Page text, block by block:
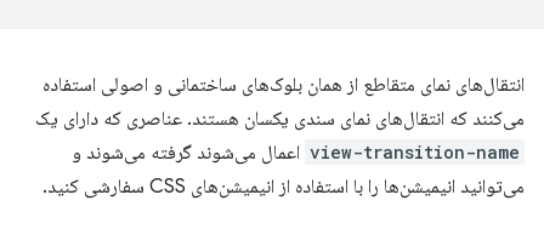
انتقال‌های نمای متقاطع از همان بلوک‌های ساختمانی و اصولی استفاده
می‌کنند که انتقال‌های نمای سندی یکسان هستند. عناصری که دارای یک
view-transition-name اعمال می‌شوند گرفته می‌شوند و
می‌توانید انیمیشن‌ها را با استفاده از انیمیشن‌های CSS سفارشی کنید.